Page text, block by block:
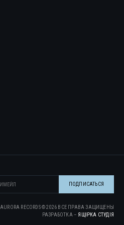
AURORA RECORDS ©2026 ВСЕ ПРАВА ЗАЩИЩЕНЫ
РАЗРАБОТКА – ЯЩІРКА CТУДІЯ